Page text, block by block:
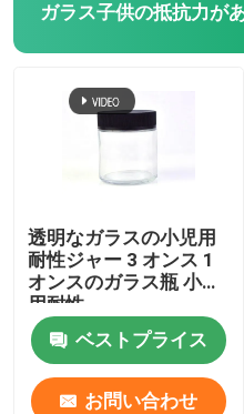
ガラス子供の抵抗力が
透明なガラスの小児用
耐性ジャー 3 オンス 1
オンスのガラス瓶 小児
用耐性
ベストプライス
お問い合わせ